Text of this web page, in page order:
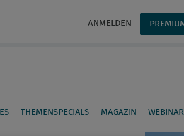
ANMELDEN
THEMENSPECIALS MAGAZIN